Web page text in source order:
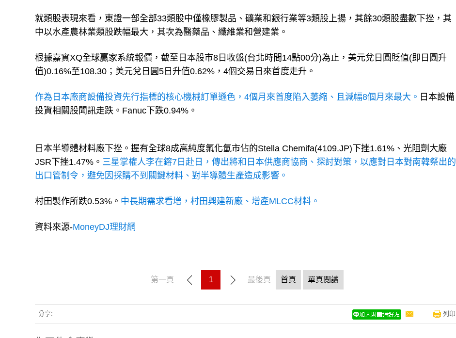
就類股表現來看，東證一部全部33類股中僅橡膠製品、礦業和銀行業等3類股上揚，其餘30類股盡數下挫，其
中以水產農林業類股跌幅最大，其次為醫藥品、纖維業和營建業。
根據嘉實XQ全球贏家系統報價，截至日本股市8日收盤(台北時間14點00分)為止，美元兌日圓貶值(即日圓升
值)0.16%至108.30；美元兌日圓5日升值0.62%，4個交易日來首度走升。
作為日本廠商設備投資先行指標的核心機械訂單遜色，4個月來首度陷入萎縮、且減幅8個月來最大。 日本設備
投資相關股聞訊走跌。Fanuc下跌0.94%。
日本半導體材料廠下挫。握有全球8成高純度氟化氫市佔的Stella Chemifa(4109.JP)下挫1.61%、光阻劑大廠
JSR下挫1.47%。 三星掌權人李在鎔7日赴日，傳出將和日本供應商協商、探討對策，以應對日本對南韓祭出的
出口管制令，避免因採購不到關鍵材料、對半導體生產造成影響。
村田製作所跌0.53%。 中長期需求看增，村田興建新廠、增產MLCC材料。
資料來源-MoneyDJ理財網
第一頁 1 最後頁 首頁 單頁閱讀
分享: 列印